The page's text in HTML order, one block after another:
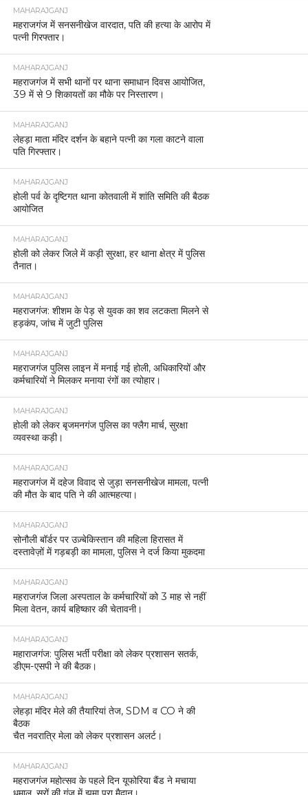
MAHARAJGANJ
महराजगंज में सनसनीखेज वारदात, पति की हत्या के आरोप में
पत्नी गिरफ्तार।
MAHARAJGANJ
महराजगंज में सभी थानों पर थाना समाधान दिवस आयोजित,
39 में से 9 शिकायतों का मौके पर निस्तारण।
MAHARAJGANJ
लेहड़ा माता मंदिर दर्शन के बहाने पत्नी का गला काटने वाला
पति गिरफ्तार।
MAHARAJGANJ
होली पर्व के दृष्टिगत थाना कोतवाली में शांति समिति की बैठक
आयोजित
MAHARAJGANJ
होली को लेकर जिले में कड़ी सुरक्षा, हर थाना क्षेत्र में पुलिस
तैनात।
MAHARAJGANJ
महराजगंज: शीशम के पेड़ से युवक का शव लटकता मिलने से
हड़कंप, जांच में जुटी पुलिस
MAHARAJGANJ
महराजगंज पुलिस लाइन में मनाई गई होली, अधिकारियों और
कर्मचारियों ने मिलकर मनाया रंगों का त्योहार।
MAHARAJGANJ
होली को लेकर बृजमनगंज पुलिस का फ्लैग मार्च, सुरक्षा
व्यवस्था कड़ी।
MAHARAJGANJ
महराजगंज में दहेज विवाद से जुड़ा सनसनीखेज मामला, पत्नी
की मौत के बाद पति ने की आत्महत्या।
MAHARAJGANJ
सोनौली बॉर्डर पर उज़्बेकिस्तान की महिला हिरासत में
दस्तावेज़ों में गड़बड़ी का मामला, पुलिस ने दर्ज किया मुकदमा
MAHARAJGANJ
महराजगंज जिला अस्पताल के कर्मचारियों को 3 माह से नहीं
मिला वेतन, कार्य बहिष्कार की चेतावनी।
MAHARAJGANJ
महाराजगंज: पुलिस भर्ती परीक्षा को लेकर प्रशासन सतर्क,
डीएम-एसपी ने की बैठक।
MAHARAJGANJ
लेहड़ा मंदिर मेले की तैयारियां तेज, SDM व CO ने की
बैठक
चैत नवरात्रि मेला को लेकर प्रशासन अलर्ट।
MAHARAJGANJ
महराजगंज महोत्सव के पहले दिन यूफोरिया बैंड ने मचाया